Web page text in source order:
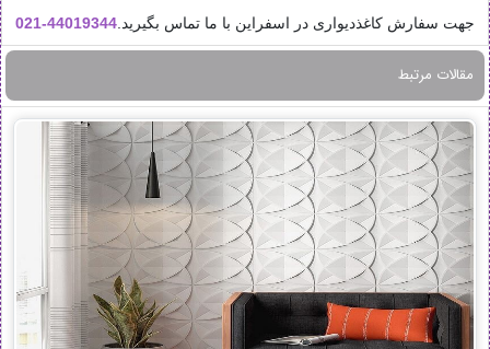
جهت سفارش کاغذدیواری در اسفراین با ما تماس بگیرید. 44019344-
021
مقالات مرتبط